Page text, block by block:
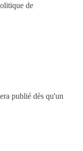
de
publié dès qu'un